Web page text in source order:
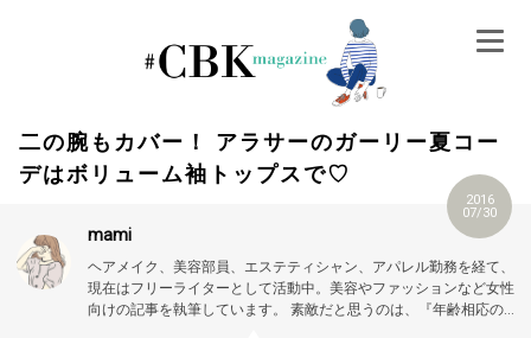
二の腕もカバー！ アラサーのガーリー夏コー
デはボリューム袖トップスで♡
2016
07/30
mami
ヘアメイク、美容部員、エステティシャン、アパレル勤務を経て、
現在はフリーライターとして活動中。美容やファッションなど女性
向けの記事を執筆しています。
素敵だと思うのは、『年齢相応の美